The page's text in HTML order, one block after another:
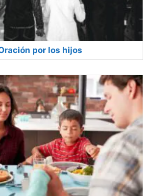
por los hijos